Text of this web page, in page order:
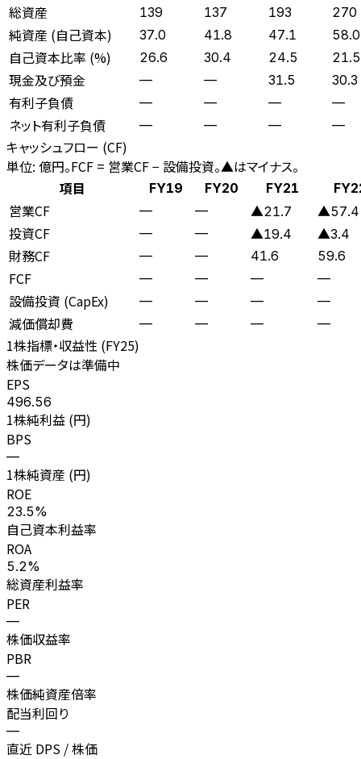
総資産 139 137 193 270
純資産 (自己資本) 37.0 41.8 47.1 58.0
自己資本比率 (%) 26.6 30.4 24.5 21.5
現金及び預金 — — 31.5 30.3
有利子負債 — — — —
ネット有利子負債 — — — —
キャッシュフロー (CF)
単位: 億円。FCF = 営業CF − 設備投資。▲はマイナス。
項目
FY19 FY20 FY21
営業CF — — ▲21.7 ▲57.4
投資CF — — ▲19.4 ▲3.4
財務CF — — 41.6 59.6
FCF — — — —
設備投資 (CapEx) — — — —
減価償却費 — — — —
1株指標・収益性 (FY25)
株価データは準備中
EPS
496.56
1株純利益 (円)
BPS
—
1株純資産 (円)
ROE
23.5%
自己資本利益率
ROA
5.2%
総資産利益率
PER
—
株価収益率
PBR
—
株価純資産倍率
配当利回り
—
直近 DPS / 株価